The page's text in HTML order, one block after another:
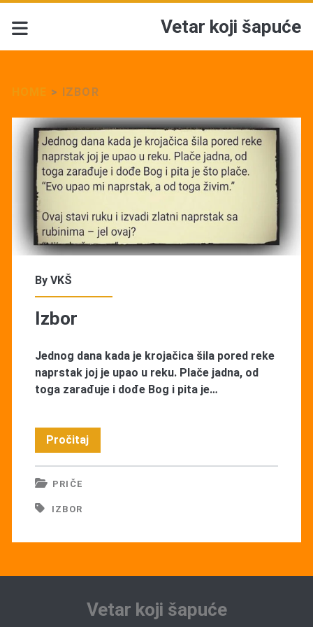
Vetar koji šapuće
> IZBOR
Tag:
<span>Izbor</span>
By VKŠ
Izbor
Jednog dana kada je krojačica šila pored reke
naprstak joj je upao u reku. Plače jadna, od
toga zarađuje i dođe Bog i pita je…
PročitajIzbor
PRIČE
IZBOR
Vetar koji šapuće